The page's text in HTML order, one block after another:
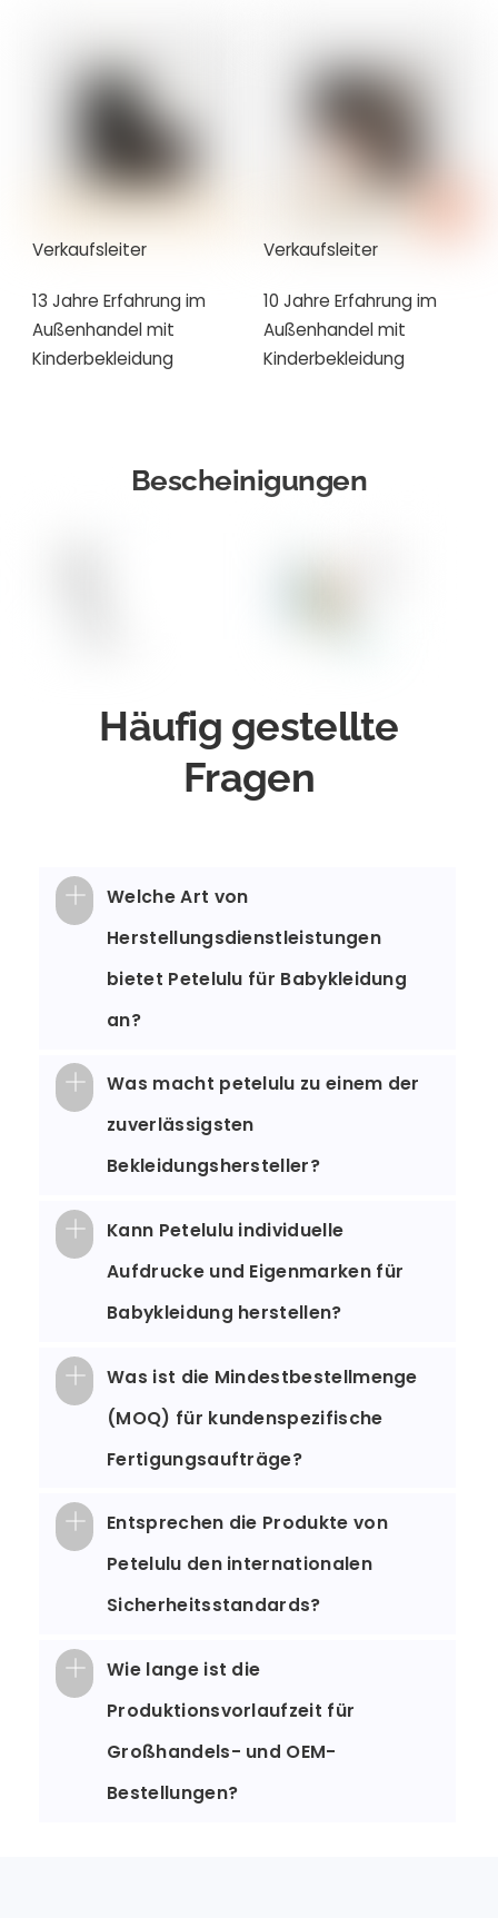
Verkaufsleiter
13 Jahre Erfahrung im
Außenhandel mit
Kinderbekleidung
Verkaufsleiter
10 Jahre Erfahrung im
Außenhandel mit
Kinderbekleidung
Bescheinigungen
Häufig gestellte
Fragen
Welche Art von
Herstellungsdienstleistungen
bietet Petelulu für Babykleidung
an?
Was macht petelulu zu einem der
zuverlässigsten
Bekleidungshersteller?
Kann Petelulu individuelle
Aufdrucke und Eigenmarken für
Babykleidung herstellen?
Was ist die Mindestbestellmenge
(MOQ) für kundenspezifische
Fertigungsaufträge?
Entsprechen die Produkte von
Petelulu den internationalen
Sicherheitsstandards?
Wie lange ist die
Produktionsvorlaufzeit für
Großhandels- und OEM-
Bestellungen?